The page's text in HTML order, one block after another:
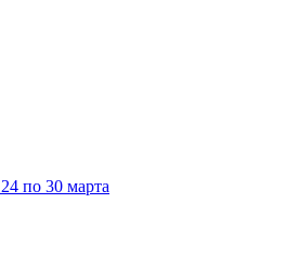
по 30 марта